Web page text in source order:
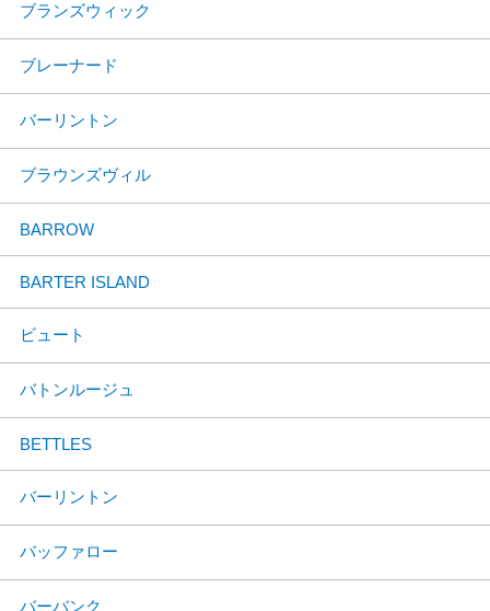
ブランズウィック
ブレーナード
バーリントン
ブラウンズヴィル
BARROW
BARTER ISLAND
ビュート
バトンルージュ
BETTLES
バーリントン
バッファロー
バーバンク